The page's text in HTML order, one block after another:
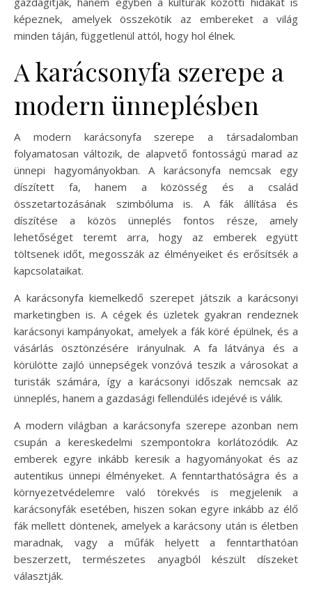
képeznek, amelyek összekötik az embereket a világ
minden táján, függetlenül attól, hogy hol élnek.
A karácsonyfa szerepe a
modern ünneplésben
A modern karácsonyfa szerepe a társadalomban
folyamatosan változik, de alapvető fontosságú marad az
ünnepi hagyományokban. A karácsonyfa nemcsak egy
díszített fa, hanem a közösség és a család
összetartozásának szimbóluma is. A fák állítása és
díszítése a közös ünneplés fontos része, amely
lehetőséget teremt arra, hogy az emberek együtt
töltsenek időt, megosszák az élményeiket és erősítsék a
kapcsolataikat.
A karácsonyfa kiemelkedő szerepet játszik a karácsonyi
marketingben is. A cégek és üzletek gyakran rendeznek
karácsonyi kampányokat, amelyek a fák köré épülnek, és a
vásárlás ösztönzésére irányulnak. A fa látványa és a
körülötte zajló ünnepségek vonzóvá teszik a városokat a
turisták számára, így a karácsonyi időszak nemcsak az
ünneplés, hanem a gazdasági fellendülés idejévé is válik.
A modern világban a karácsonyfa szerepe azonban nem
csupán a kereskedelmi szempontokra korlátozódik. Az
emberek egyre inkább keresik a hagyományokat és az
autentikus ünnepi élményeket. A fenntarthatóságra és a
környezetvédelemre való törekvés is megjelenik a
karácsonyfák esetében, hiszen sokan egyre inkább az élő
fák mellett döntenek, amelyek a karácsony után is életben
maradnak, vagy a műfák helyett a fenntarthatóan
beszerzett, természetes anyagból készült díszeket
választják.